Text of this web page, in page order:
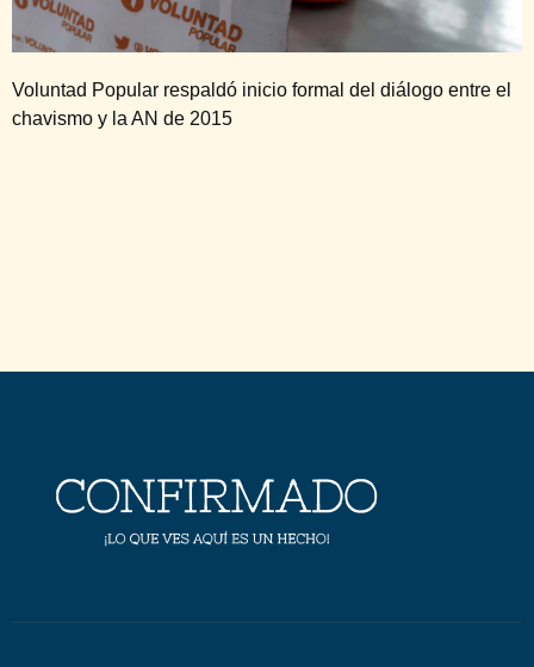
Voluntad Popular respaldó inicio formal del diálogo entre el
chavismo y la AN de 2015